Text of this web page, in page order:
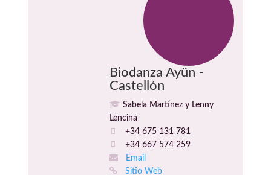
Biodanza Ayün -
Castellón
Sabela Martínez y Lenny
Lencina
+34 675 131 781
+34 667 574 259
Email
Sitio Web